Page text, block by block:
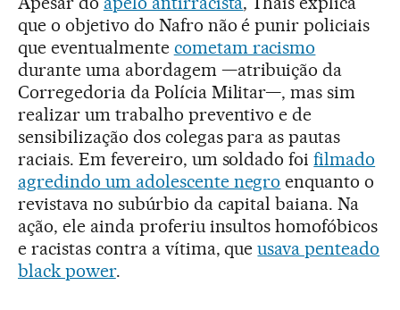
que o objetivo do Nafro não é punir policiais
que eventualmente cometam racismo
durante uma abordagem —atribuição da
Corregedoria da Polícia Militar—, mas sim
realizar um trabalho preventivo e de
sensibilização dos colegas para as pautas
raciais. Em fevereiro, um soldado foifilmado
agredindo um adolescente negro enquanto o
revistava no subúrbio da capital baiana. Na
ação, ele ainda proferiu insultos homofóbicos
e racistas contra a vítima, queusava penteado
black power.